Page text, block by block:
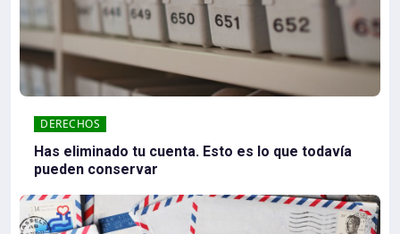
DERECHOS
Has eliminado tu cuenta. Esto es lo que todavía
pueden conservar